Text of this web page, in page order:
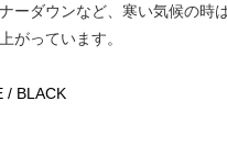
ーダウンなど、寒い気候の
がっています。
/ BLACK